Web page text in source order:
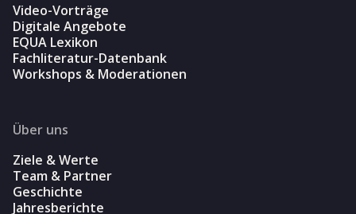
Video-Vorträge
Digitale Angebote
EQUA Lexikon
Fachliteratur-Datenbank
Workshops & Moderationen
Über uns
Ziele & Werte
Team & Partner
Geschichte
Jahresberichte